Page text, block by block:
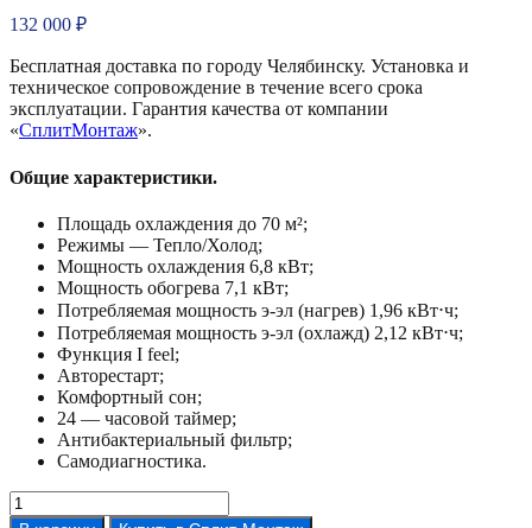
132 000 ₽
Бесплатная доставка по городу Челябинску. Установка и
техническое сопровождение в течение всего срока
эксплуатации. Гарантия качества от компании
«СплитМонтаж».
Общие характеристики.
Площадь охлаждения до 70 м²;
Режимы — Тепло/Холод;
Мощность охлаждения 6,8 кВт;
Мощность обогрева 7,1 кВт;
Потребляемая мощность э-эл (нагрев) 1,96 кВт⋅ч;
Потребляемая мощность э-эл (охлажд) 2,12 кВт⋅ч;
Функция I feel;
Авторестарт;
Комфортный сон;
24 — часовой таймер;
Антибактериальный фильтр;
Самодиагностика.
Количество
товара